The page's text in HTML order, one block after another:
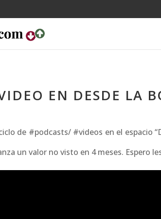
EN DESDE LA
de #podcasts/ #videos en el espacio
un valor no visto en 4 meses. Espero